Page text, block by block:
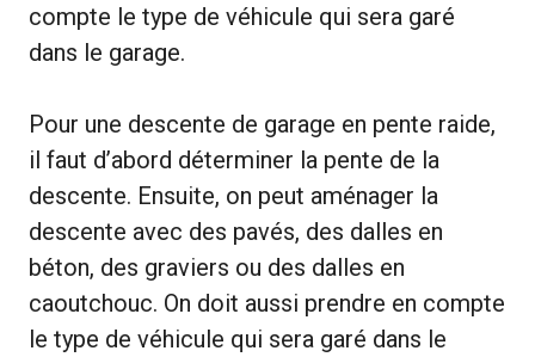
compte le type de véhicule qui sera garé
dans le garage.
Pour une descente de garage en pente raide,
il faut d’abord déterminer la pente de la
descente. Ensuite, on peut aménager la
descente avec des pavés, des dalles en
béton, des graviers ou des dalles en
caoutchouc. On doit aussi prendre en compte
le type de véhicule qui sera garé dans le